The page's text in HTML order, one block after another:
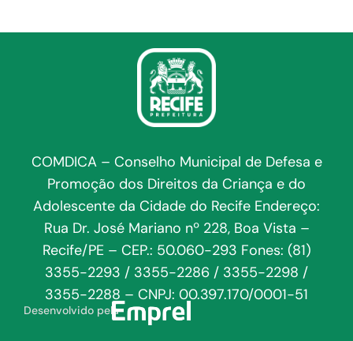
COMDICA – Conselho Municipal de Defesa e
Promoção dos Direitos da Criança e do
Adolescente da Cidade do Recife Endereço:
Rua Dr. José Mariano nº 228, Boa Vista –
Recife/PE – CEP.: 50.060-293 Fones: (81)
3355-2293 / 3355-2286 / 3355-2298 /
3355-2288 – CNPJ: 00.397.170/0001-51
Desenvolvido pela